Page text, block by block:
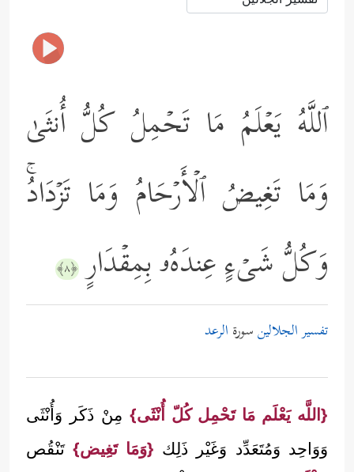
ٱللَّهُ یَعۡلَمُ مَا تَحۡمِلُ كُلُّ أُنثَىٰ
وَمَا تَغِیضُ ٱلۡأَرۡحَامُ وَمَا تَزۡدَادُۚ
وَكُلُّ شَیۡءٍ عِندَهُۥ بِمِقۡدَارٍ ﴿٨﴾
تفسير الجلالينسورة الرعد
{اللَّه يَعْلَم مَا تَحْمِل كُلّ أُنْثَى} مِنْ ذَكَر وَأُنْثَى
وَوَاحِد وَمُتَعَدِّد وَغَيْر ذَلِك {وَمَا تَغِيض}تَنْقُص